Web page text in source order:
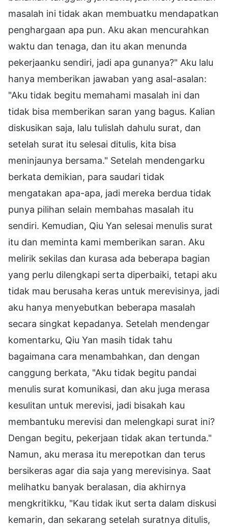
masalah ini tidak akan membuatku mendapatkan
penghargaan apa pun. Aku akan mencurahkan
waktu dan tenaga, dan itu akan menunda
pekerjaanku sendiri, jadi apa gunanya?" Aku lalu
hanya memberikan jawaban yang asal-asalan:
"Aku tidak begitu memahami masalah ini dan
tidak bisa memberikan saran yang bagus. Kalian
diskusikan saja, lalu tulislah dahulu surat, dan
setelah surat itu selesai ditulis, kita bisa
meninjaunya bersama." Setelah mendengarku
berkata demikian, para saudari tidak
mengatakan apa-apa, jadi mereka berdua tidak
punya pilihan selain membahas masalah itu
sendiri. Kemudian, Qiu Yan selesai menulis surat
itu dan meminta kami memberikan saran. Aku
melirik sekilas dan kurasa ada beberapa bagian
yang perlu dilengkapi serta diperbaiki, tetapi aku
tidak mau berusaha keras untuk merevisinya, jadi
aku hanya menyebutkan beberapa masalah
secara singkat kepadanya. Setelah mendengar
komentarku, Qiu Yan masih tidak tahu
bagaimana cara menambahkan, dan dengan
canggung berkata, "Aku tidak begitu pandai
menulis surat komunikasi, dan aku juga merasa
kesulitan untuk merevisi, jadi bisakah kau
membantuku merevisi dan melengkapi surat ini?
Dengan begitu, pekerjaan tidak akan tertunda."
Namun, aku merasa itu merepotkan dan terus
bersikeras agar dia saja yang merevisinya. Saat
melihatku banyak beralasan, dia akhirnya
mengkritikku, "Kau tidak ikut serta dalam diskusi
kemarin, dan sekarang setelah suratnya ditulis,